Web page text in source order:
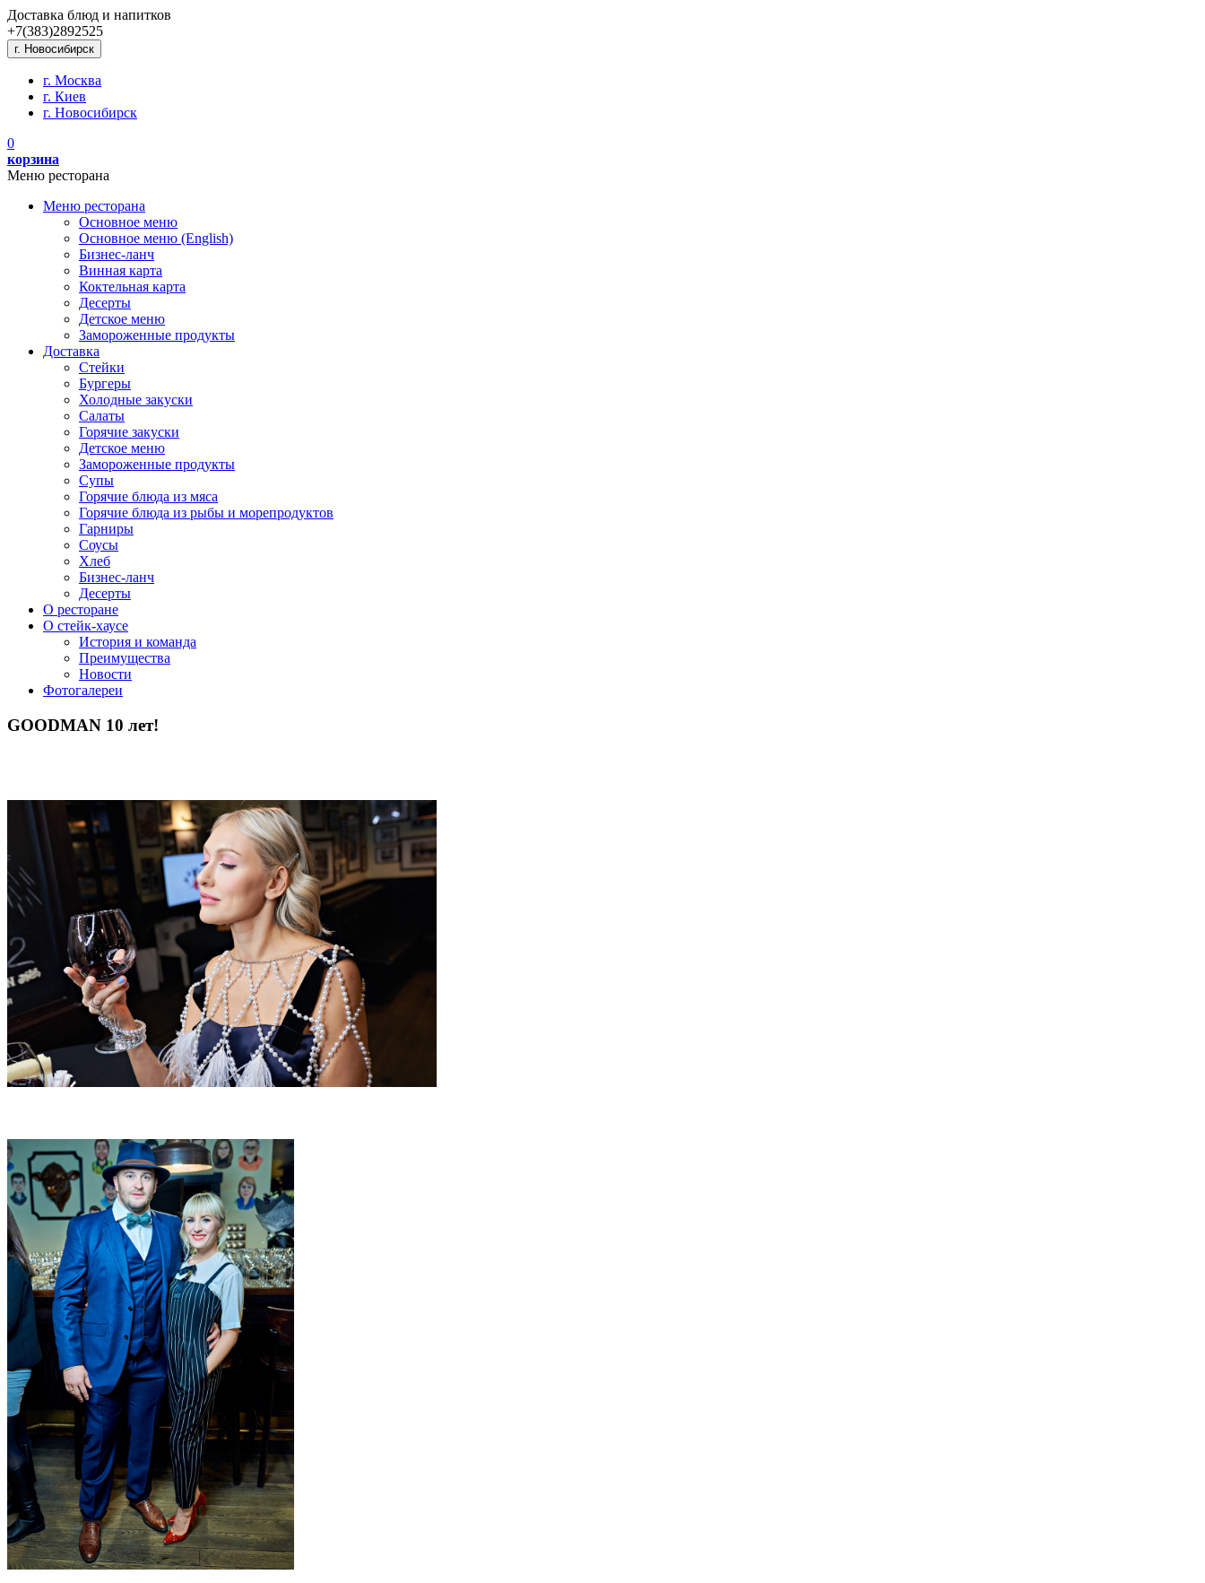
Доставка блюд и напитков
+7(383)2892525
г. Новосибирск
г. Москва
г. Киев
г. Новосибирск
0
корзина
Меню ресторана
Меню ресторана
Основное меню
Основное меню (English)
Бизнес-ланч
Винная карта
Коктельная карта
Десерты
Детское меню
Замороженные продукты
Доставка
Стейки
Бургеры
Холодные закуски
Салаты
Горячие закуски
Детское меню
Замороженные продукты
Супы
Горячие блюда из мяса
Горячие блюда из рыбы и морепродуктов
Гарниры
Соусы
Хлеб
Бизнес-ланч
Десерты
О ресторане
О стейк-хаусе
История и команда
Преимущества
Новости
Фотогалереи
GOODMAN 10 лет!